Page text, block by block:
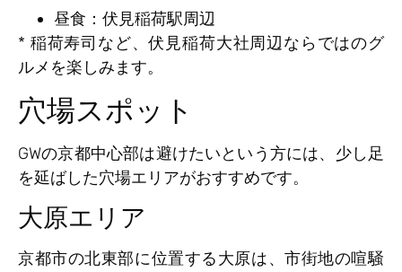
昼食：伏見稲荷駅周辺
* 稲荷寿司など、伏見稲荷大社周辺ならではのグ
ルメを楽しみます。
穴場スポット
GWの京都中心部は避けたいという方には、少し足
を延ばした穴場エリアがおすすめです。
大原エリア
京都市の北東部に位置する大原は、市街地の喧騒